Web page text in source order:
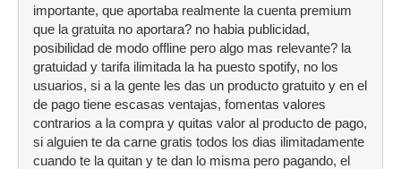
importante, que aportaba realmente la cuenta premium
que la gratuita no aportara? no habia publicidad,
posibilidad de modo offline pero algo mas relevante? la
gratuidad y tarifa ilimitada la ha puesto spotify, no los
usuarios, si a la gente les das un producto gratuito y en el
de pago tiene escasas ventajas, fomentas valores
contrarios a la compra y quitas valor al producto de pago,
si alguien te da carne gratis todos los dias ilimitadamente
cuando te la quitan y te dan lo misma pero pagando, el